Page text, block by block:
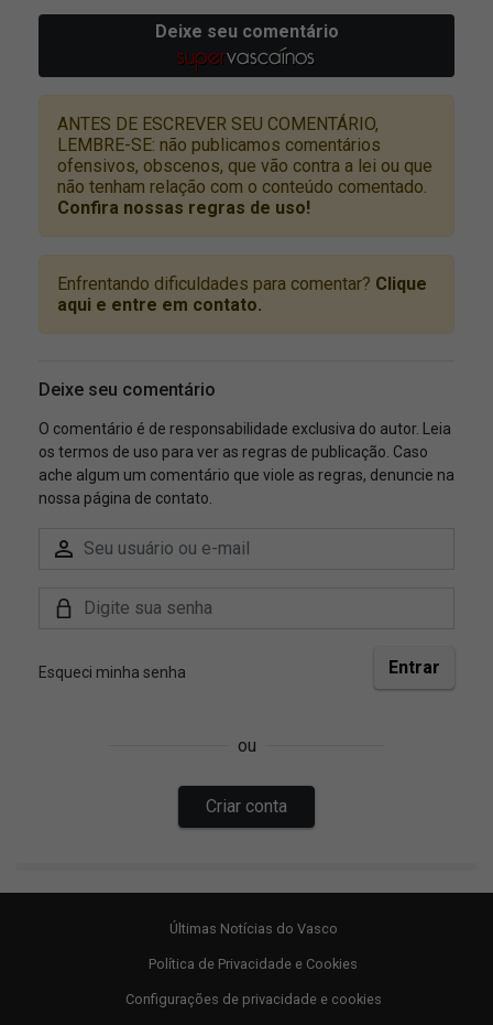
Últimas Notícias do Vasco
Política de Privacidade e Cookies
Configurações de privacidade e cookies